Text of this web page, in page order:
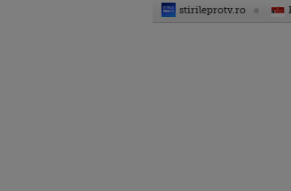
stirileprotv.ro